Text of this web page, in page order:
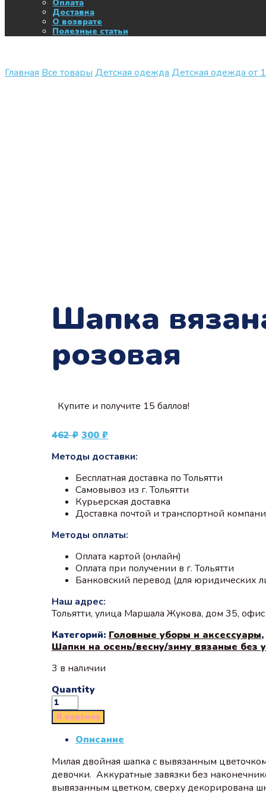
Оплата
Доставка
О возврате
Полезные статьи
Главная Все товары Детская одежда Детская одежда от
Шапка
розовая
Купите и получите 15 баллов!
462₽ Первоначальная
составляла
300 ₽Текущая
300 ₽.
Методы доставки:
Бесплатная доставка по Тольятти
Самовывоз из г. Тольятти
Курьерская доставка
Доставка почтой и транспортной
Методы оплаты:
Оплата картой (онлайн)
Оплата при получении в г. Тольятти
Банковский перевод (для юридических
Наш адрес:
Тольятти, улица Маршала Жукова, дом 35,
Категорий: Головные уборы и аксессуары,
Шапки на осень/весну/зиму вязаные без
3 в наличии
Quantity
В корзину
Описание
Милая двойная шапка с вывязанным
девочки. Аккуратные завязки без
вывязанным цветком, сверху декорирована